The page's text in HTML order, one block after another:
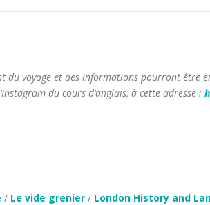
du voyage et des informations pourront être
du cours d’anglais, à cette adresse :
/ Le vide grenier / London History and